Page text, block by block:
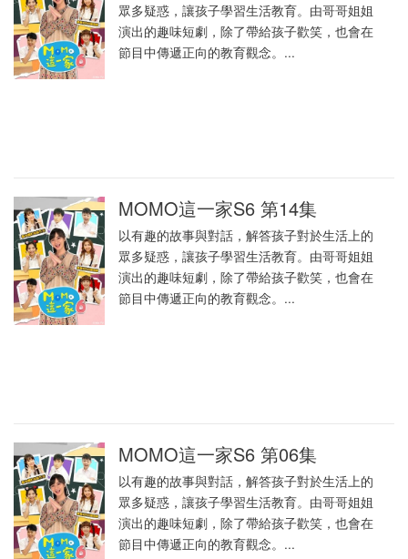
眾多疑惑，讓孩子學習生活教育。由哥哥姐姐
演出的趣味短劇，除了帶給孩子歡笑，也會在
節目中傳遞正向的教育觀念。...
MOMO這一家S6 第14集
以有趣的故事與對話，解答孩子對於生活上的
眾多疑惑，讓孩子學習生活教育。由哥哥姐姐
演出的趣味短劇，除了帶給孩子歡笑，也會在
節目中傳遞正向的教育觀念。...
MOMO這一家S6 第06集
以有趣的故事與對話，解答孩子對於生活上的
眾多疑惑，讓孩子學習生活教育。由哥哥姐姐
演出的趣味短劇，除了帶給孩子歡笑，也會在
節目中傳遞正向的教育觀念。...